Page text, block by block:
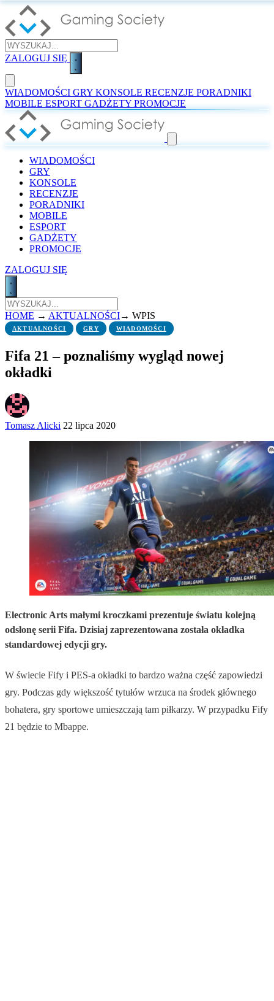
ZALOGUJ SIĘ
WIADOMOŚCI GRY KONSOLE RECENZJE PORADNIKI
MOBILE ESPORT GADŻETY PROMOCJE
WIADOMOŚCI
GRY
KONSOLE
RECENZJE
PORADNIKI
MOBILE
ESPORT
GADŻETY
PROMOCJE
ZALOGUJ SIĘ
HOME → AKTUALNOŚCI→ WPIS
AKTUALNOŚCI GRY WIADOMOŚCI
Fifa 21 – poznaliśmy wygląd nowej
okładki
Tomasz Alicki 22 lipca 2020
Electronic Arts małymi kroczkami prezentuje światu kolejną
odsłonę serii Fifa. Dzisiaj zaprezentowana została okładka
standardowej edycji gry.
W świecie Fify i PES-a okładki to bardzo ważna część zapowiedzi
gry. Podczas gdy większość tytułów wrzuca na środek głównego
bohatera, gry sportowe umieszczają tam piłkarzy. W przypadku Fify
21 będzie to Mbappe.